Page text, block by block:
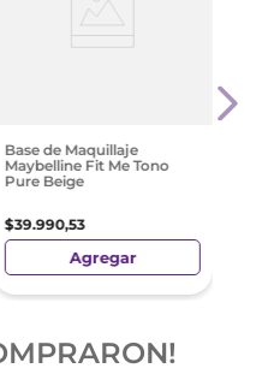
Base de Maquillaje
Maybelline Fit Me Tono
Pure Beige
$39.990,53
Agregar
Sun